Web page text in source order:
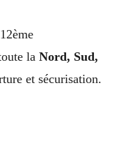
la Nord, Sud,
et sécurisation.